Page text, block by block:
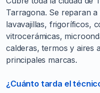
Tarragona. Se reparan
lavavajillas, frigoríficos,
vitrocerámicas,
calderas, termos y aires
principales marcas.
¿Cuánto tarda el